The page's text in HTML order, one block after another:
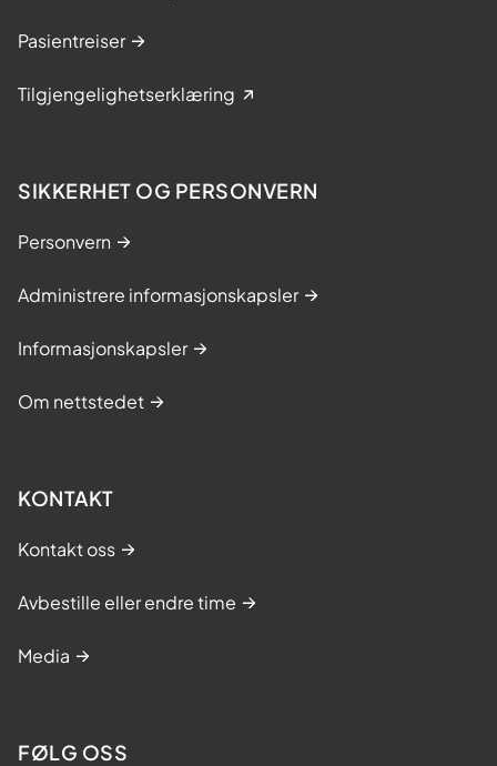
Pasientreiser
Tilgjengelighetserklæring
SIKKERHET OG PERSONVERN
Personvern
Administrere informasjonskapsler
Informasjonskapsler
Om nettstedet
KONTAKT
Kontakt oss
Avbestille eller endre time
Media
FØLG OSS